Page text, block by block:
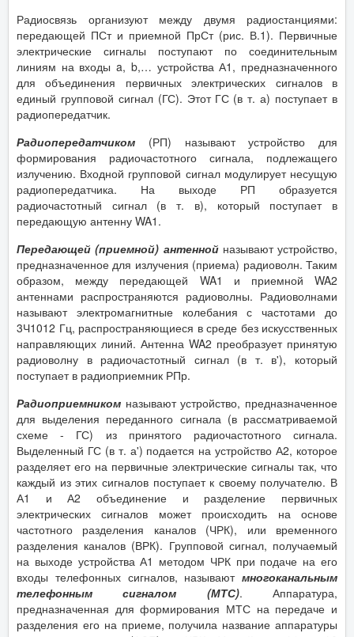
Радиосвязь организуют между двумя радиостанциями:
передающей ПСт и приемной ПрСт (рис. В.1). Первичные
электрические сигналы поступают по соединительным
линиям на входы a, b,… устройства А1, предназначенного
для объединения первичных электрических сигналов в
единый групповой сигнал (ГС). Этот ГС (в т. а) поступает в
радиопередатчик.
Радиопередатчиком (РП) называют устройство для
формирования радиочастотного сигнала, подлежащего
излучению. Входной групповой сигнал модулирует несущую
радиопередатчика. На выходе РП образуется
радиочастотный сигнал (в т. в), который поступает в
передающую антенну WA1.
Передающей (приемной) антеннойназывают устройство,
предназначенное для излучения (приема) радиоволн. Таким
образом, между передающей WA1 и приемной WA2
антеннами распространяются радиоволны. Радиоволнами
называют электромагнитные колебания с частотами до
3Ч1012 Гц, распространяющиеся в среде без искусственных
направляющих линий. Антенна WA2 преобразует принятую
радиоволну в радиочастотный сигнал (в т. в'), который
поступает в радиоприемник РПр.
Радиоприемником называют устройство, предназначенное
для выделения переданного сигнала (в рассматриваемой
схеме - ГС) из принятого радиочастотного сигнала.
Выделенный ГС (в т. а') подается на устройство А2, которое
разделяет его на первичные электрические сигналы так, что
каждый из этих сигналов поступает к своему получателю. В
А1 и А2 объединение и разделение первичных
электрических сигналов может происходить на основе
частотного разделения каналов (ЧРК), или временного
разделения каналов (ВРК). Групповой сигнал, получаемый
на выходе устройства А1 методом ЧРК при подаче на его
входы телефонных сигналов, называют многоканальным
телефонным сигналом (МТС). Аппаратура,
предназначенная для формирования МТС на передаче и
разделения его на приеме, получила название аппаратуры